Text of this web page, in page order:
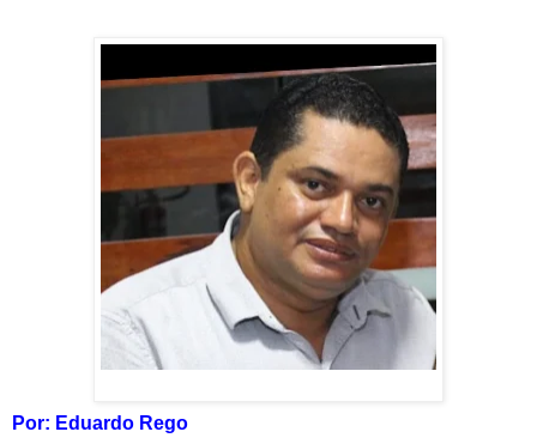
Por: Eduardo Rego